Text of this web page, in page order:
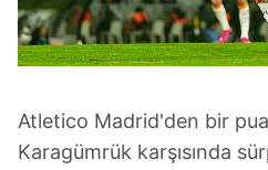
Atletico Madrid'den bir
Karagümrük karşısında